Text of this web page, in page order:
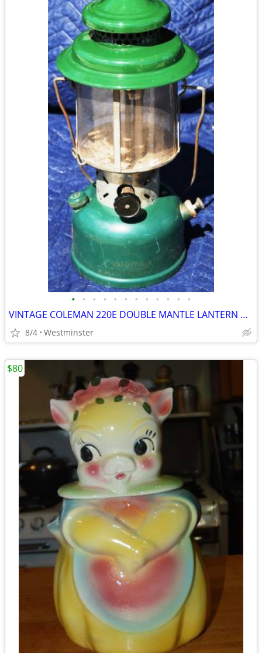
• • • • • • • • • • • •
VINTAGE COLEMAN 220E DOUBLE MANTLE LANTERN DATED 1958 SUNSHINE
8/4 Westminster
$80